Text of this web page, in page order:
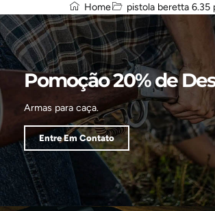
Home pistola beretta 6.35
Pomoção 20% de
Armas para caça.
Entre Em Contato